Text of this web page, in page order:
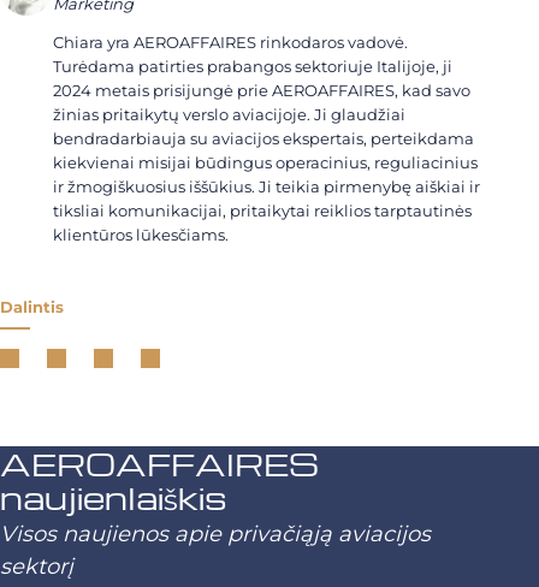
Chiara yra AEROAFFAIRES rinkodaros vadovė.
Turėdama patirties prabangos sektoriuje Italijoje, ji
2024 metais prisijungė prie AEROAFFAIRES, kad savo
žinias pritaikytų verslo aviacijoje. Ji glaudžiai
bendradarbiauja su aviacijos ekspertais, perteikdama
kiekvienai misijai būdingus operacinius, reguliacinius
ir žmogiškuosius iššūkius. Ji teikia pirmenybę aiškiai ir
tiksliai komunikacijai, pritaikytai reiklios tarptautinės
klientūros lūkesčiams.
Dalintis
AEROAFFAIRES
naujienlaiškis
Visos naujienos apie privačiąją aviacijos
sektorį